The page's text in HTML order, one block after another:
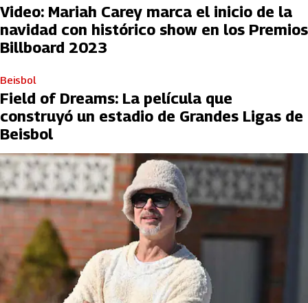
Video: Mariah Carey marca el inicio de la
navidad con histórico show en los Premios
Billboard 2023
Beisbol
Field of Dreams: La película que
construyó un estadio de Grandes Ligas de
Beisbol